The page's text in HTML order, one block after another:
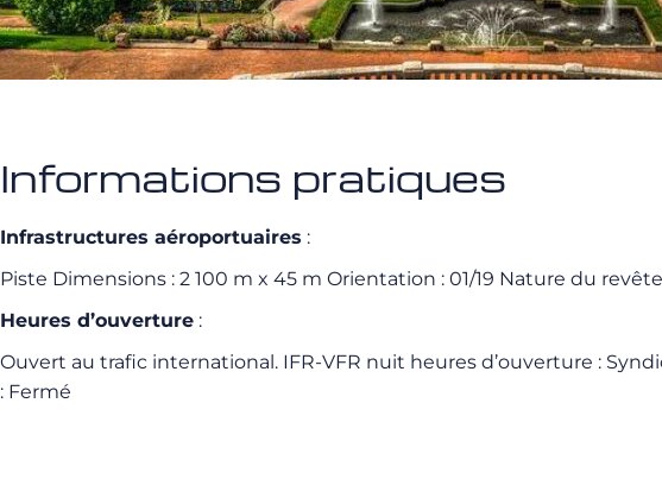
Informations pratiques
Infrastructures aéroportuaires :
Piste Dimensions : 2 100 m x 45 m Orientation : 01/19 Nature du
Heures d’ouverture :
Ouvert au trafic international. IFR-VFR nuit heures d’ouverture :
: Fermé